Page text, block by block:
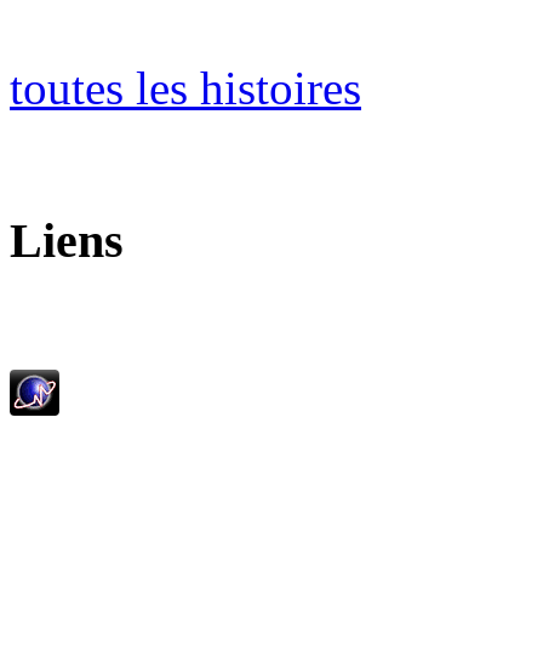
toutes les histoires
Liens